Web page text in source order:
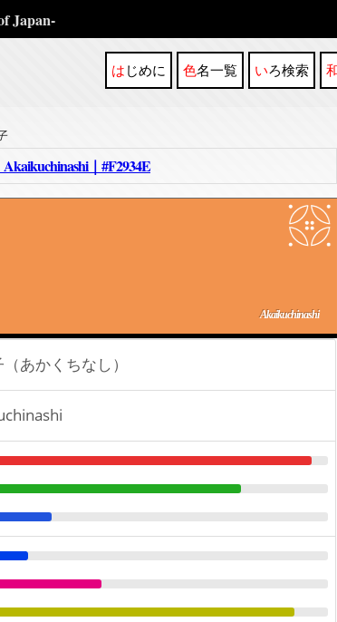
Japan-
はじめに 色名一覧 いろ検索
｜#F2934E
Akaikuchinashi
あかくちなし）